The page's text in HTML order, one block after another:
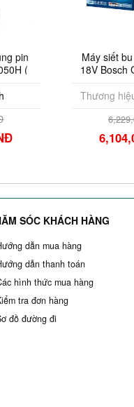
(
Máy siết bu
18V Bosch
Thương hiệu:
SÓC KHÁCH HÀNG
dẫn mua hàng
dẫn thanh toán
hình thức mua hàng
tra đơn hàng
đồ đường đi